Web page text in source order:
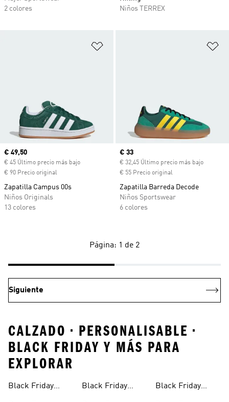
2 colores
Niños TERREX
Precio actual
€ 49,50
€ 45 Último precio más bajo
€ 90 Precio original
Zapatilla Campus 00s
Niños Originals
13 colores
Precio actual
€ 33
€ 32,45 Último precio más bajo
€ 55 Precio original
Zapatilla Barreda Decode
Niños Sportswear
6 colores
Página: 1 de 2
Siguiente
CALZADO • PERSONALISABLE •
BLACK FRIDAY Y MÁS PARA
EXPLORAR
Black Friday
Para Niños
Black Friday
Hombre
Black Friday